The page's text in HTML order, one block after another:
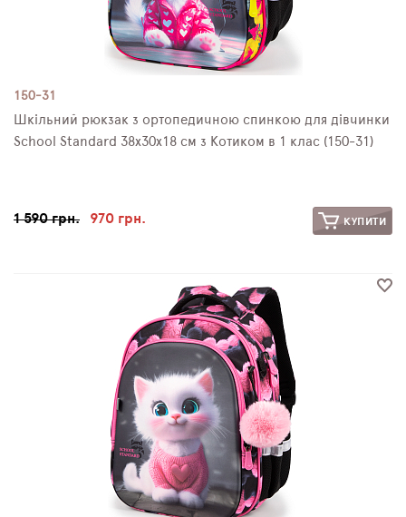
150-31
Шкільний рюкзак з ортопедичною спинкою для дівчинки
School Standard 38х30х18 см з Котиком в 1 клас (150-31)
1 590 грн. 970 грн. КУПИТИ